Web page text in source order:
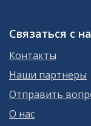
Связаться с
Контакты
Наши партнеры
Отправить
О нас